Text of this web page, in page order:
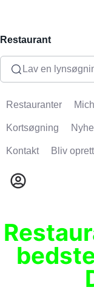
Restaurant
Lav en
Restauranter
Kortsøgning
Kontakt Bliv